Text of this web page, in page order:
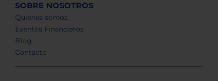
SOBRE NOSOTROS
Quienes somos
Eventos Financieros
Blog
Contacto